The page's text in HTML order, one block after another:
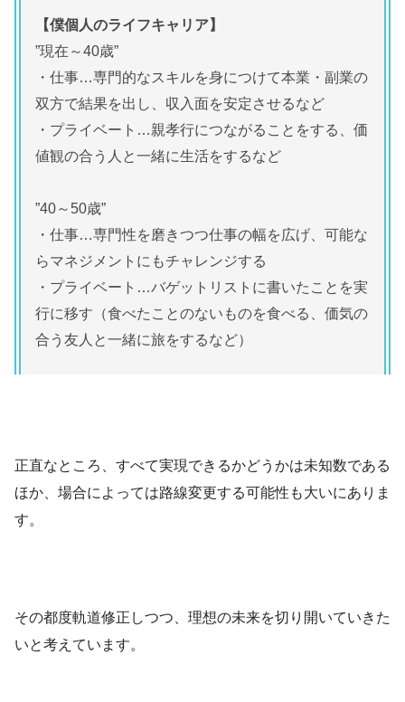
【僕個人のライフキャリア】
”現在～40歳”
・仕事…専門的なスキルを身につけて本業・副業の
双方で結果を出し、収入面を安定させるなど
・プライベート…親孝行につながることをする、価
値観の合う人と一緒に生活をするなど
”40～50歳”
・仕事…専門性を磨きつつ仕事の幅を広げ、可能な
らマネジメントにもチャレンジする
・プライベート…バゲットリストに書いたことを実
行に移す（食べたことのないものを食べる、価気の
合う友人と一緒に旅をするなど）
正直なところ、すべて実現できるかどうかは未知数である
ほか、場合によっては路線変更する可能性も大いにありま
す。
その都度軌道修正しつつ、理想の未来を切り開いていきた
いと考えています。